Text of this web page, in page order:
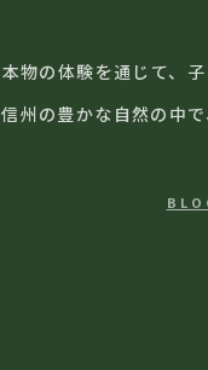
物の体験を通じて、
信州の豊かな自然の中